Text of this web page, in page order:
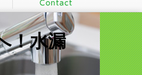
！水漏